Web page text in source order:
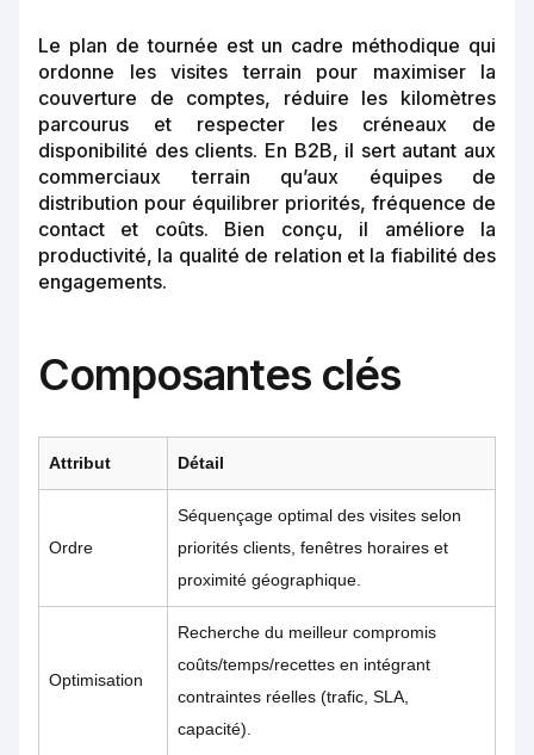
Le plan de tournée est un cadre méthodique qui
ordonne les visites terrain pour maximiser la
couverture de comptes, réduire les kilomètres
parcourus et respecter les créneaux de
disponibilité des clients. En B2B, il sert autant aux
commerciaux terrain qu’aux équipes de
distribution pour équilibrer priorités, fréquence de
contact et coûts. Bien conçu, il améliore la
productivité, la qualité de relation et la fiabilité des
engagements.
Composantes clés
Attribut Détail
Ordre
Séquençage optimal des visites selon
priorités clients, fenêtres horaires et
proximité géographique.
Optimisation
Recherche du meilleur compromis
coûts/temps/recettes en intégrant
contraintes réelles (trafic, SLA,
capacité).